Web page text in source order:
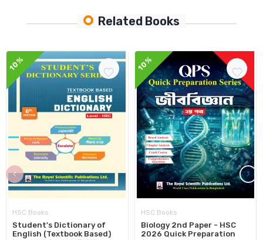
Related Books
10%
HSC Books
Student's Dictionary of
English (Textbook Based)
10%
HSC Books
Biology 2nd Paper - HSC
2026 Quick Preparation
‹ ›